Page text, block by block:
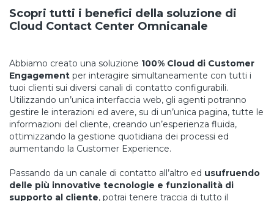
Scopri tutti i benefici della soluzione di
Cloud Contact Center Omnicanale
Abbiamo creato una soluzione 100% Cloud di Customer
Engagement per interagire simultaneamente con tutti i
tuoi clienti sui diversi canali di contatto configurabili.
Utilizzando un’unica interfaccia web, gli agenti potranno
gestire le interazioni ed avere, su di un’unica pagina, tutte le
informazioni del cliente, creando un’esperienza fluida,
ottimizzando la gestione quotidiana dei processi ed
aumentando la Customer Experience.
Passando da un canale di contatto all’altro ed usufruendo
delle più innovative tecnologie e funzionalità di
supporto al cliente, potrai tenere traccia di tutto il